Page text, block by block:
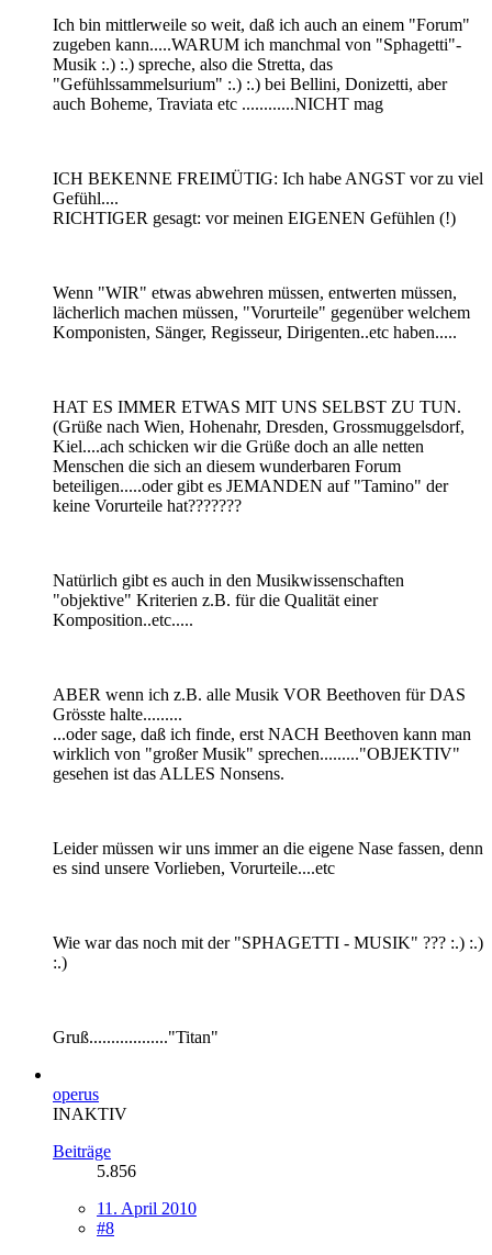
Ich bin mittlerweile so weit, daß ich auch an einem "Forum"
zugeben kann.....WARUM ich manchmal von "Sphagetti"-
Musik :.) :.) spreche, also die Stretta, das
"Gefühlssammelsurium" :.) :.) bei Bellini, Donizetti, aber
auch Boheme, Traviata etc ............NICHT mag
ICH BEKENNE FREIMÜTIG: Ich habe ANGST vor zu viel
Gefühl....
RICHTIGER gesagt: vor meinen EIGENEN Gefühlen (!)
Wenn "WIR" etwas abwehren müssen, entwerten müssen,
lächerlich machen müssen, "Vorurteile" gegenüber welchem
Komponisten, Sänger, Regisseur, Dirigenten..etc haben.....
HAT ES IMMER ETWAS MIT UNS SELBST ZU TUN.
(Grüße nach Wien, Hohenahr, Dresden, Grossmuggelsdorf,
Kiel....ach schicken wir die Grüße doch an alle netten
Menschen die sich an diesem wunderbaren Forum
beteiligen.....oder gibt es JEMANDEN auf "Tamino" der
keine Vorurteile hat???????
Natürlich gibt es auch in den Musikwissenschaften
"objektive" Kriterien z.B. für die Qualität einer
Komposition..etc.....
ABER wenn ich z.B. alle Musik VOR Beethoven für DAS
Grösste halte.........
...oder sage, daß ich finde, erst NACH Beethoven kann man
wirklich von "großer Musik" sprechen........."OBJEKTIV"
gesehen ist das ALLES Nonsens.
Leider müssen wir uns immer an die eigene Nase fassen, denn
es sind unsere Vorlieben, Vorurteile....etc
Wie war das noch mit der "SPHAGETTI - MUSIK" ??? :.) :.)
:.)
Gruß.................."Titan"
operus
INAKTIV
Beiträge
5.856
11. April 2010
#8